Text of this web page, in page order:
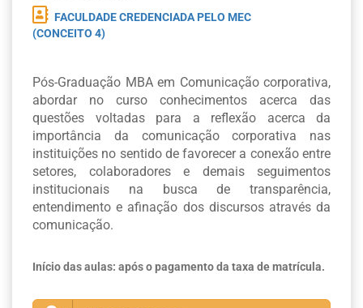
FACULDADE CREDENCIADA PELO MEC
(CONCEITO 4)
Pós-Graduação MBA em Comunicação corporativa,
abordar no curso conhecimentos acerca das
questões voltadas para a reflexão acerca da
importância da comunicação corporativa nas
instituições no sentido de favorecer a conexão entre
setores, colaboradores e demais seguimentos
institucionais na busca de transparência,
entendimento e afinação dos discursos através da
comunicação.
Início das aulas: após o pagamento da taxa de matrícula.